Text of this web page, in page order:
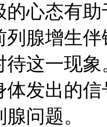
的心态有
增生伴
待这一现
体发出的
问题。